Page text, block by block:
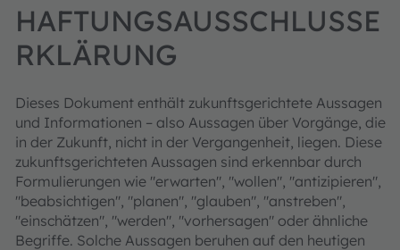
HAFTUNGSAUSSCHLUSSE
RKLÄRUNG
Dieses Dokument enthält zukunftsgerichtete Aussagen
und Informationen – also Aussagen über Vorgänge, die
in der Zukunft, nicht in der Vergangenheit, liegen. Diese
zukunftsgerichteten Aussagen sind erkennbar durch
Formulierungen wie "erwarten", "wollen", "antizipieren",
"beabsichtigen", "planen", "glauben", "anstreben",
"einschätzen", "werden", "vorhersagen" oder ähnliche
Begriffe. Solche Aussagen beruhen auf den heutigen